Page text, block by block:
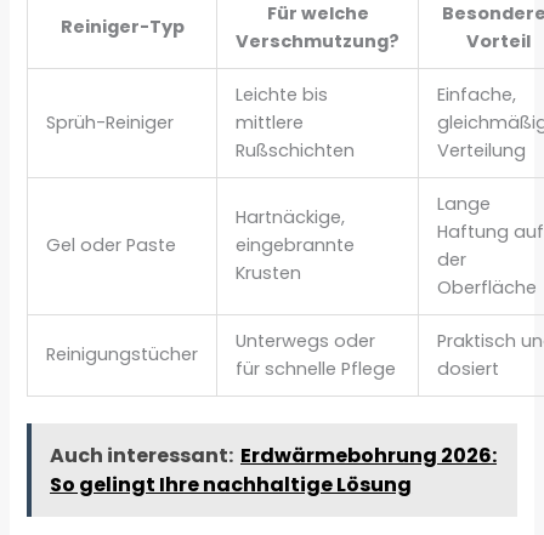
Reiniger-Typ
Für welche
Verschmutzung?
Vorteil
Sprüh-Reiniger
Leichte bis
mittlere
Rußschichten
Einfache,
Verteilung
Gel oder Paste
Hartnäckige,
eingebrannte
Krusten
Lange
Haftung auf
der
Oberfläche
Reinigungstücher
Unterwegs oder
für schnelle Pflege
Praktisch
dosiert
Auch interessant: Erdwärmebohrung 2026:
So gelingt Ihre nachhaltige Lösung